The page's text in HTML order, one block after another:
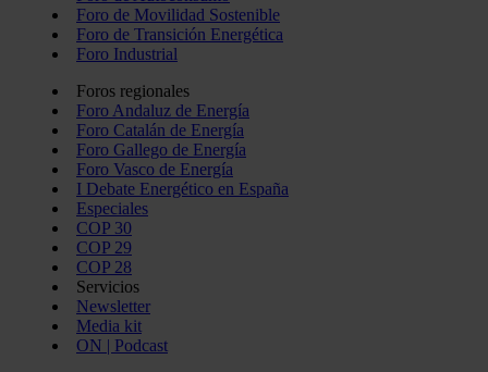
Foro de Movilidad Sostenible
Foro de Transición Energética
Foro Industrial
Foros regionales
Foro Andaluz de Energía
Foro Catalán de Energía
Foro Gallego de Energía
Foro Vasco de Energía
I Debate Energético en España
Especiales
COP 30
COP 29
COP 28
Servicios
Newsletter
Media kit
ON | Podcast